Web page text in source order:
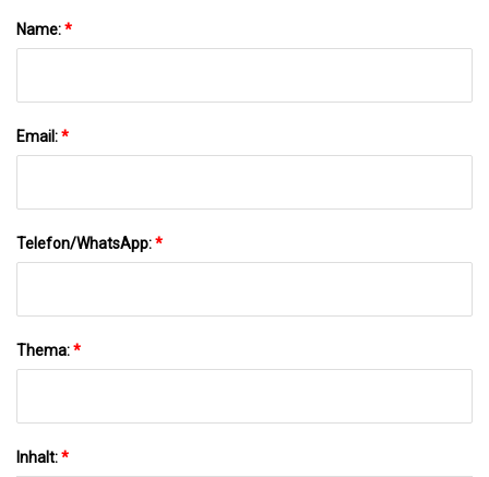
Name:*
Email:*
Telefon/WhatsApp:*
Thema:*
Inhalt:*